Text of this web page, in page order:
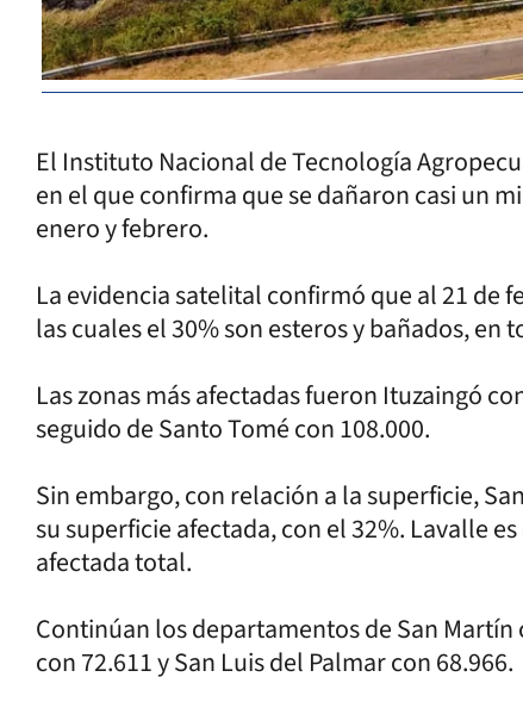
El Instituto Nacional de Tecnología
en el que confirma que se dañaron casi un
enero y febrero.
La evidencia satelital confirmó que al 21 de
las cuales el 30% son esteros y bañados, en
Las zonas más afectadas fueron Ituzaingó
seguido de Santo Tomé con 108.000.
Sin embargo, con relación a la superficie,
su superficie afectada, con el 32%. Lavalle
afectada total.
Continúan los departamentos de San
con 72.611 y San Luis del Palmar con 68.966.